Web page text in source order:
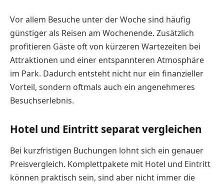
Vor allem Besuche unter der Woche sind häufig
günstiger als Reisen am Wochenende. Zusätzlich
profitieren Gäste oft von kürzeren Wartezeiten bei
Attraktionen und einer entspannteren Atmosphäre
im Park. Dadurch entsteht nicht nur ein finanzieller
Vorteil, sondern oftmals auch ein angenehmeres
Besuchserlebnis.
Hotel und Eintritt separat vergleichen
Bei kurzfristigen Buchungen lohnt sich ein genauer
Preisvergleich. Komplettpakete mit Hotel und Eintritt
können praktisch sein, sind aber nicht immer die